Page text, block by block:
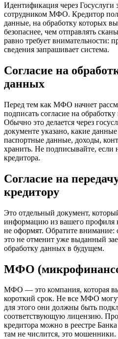
Идентификация через Госуслуги
сотрудником МФО. Кредитор
данные, на обработку которых
безопаснее, чем отправлять
равно требует внимательности:
сведения запрашивает система.
Согласие на
данных
Перед тем как МФО начнет
подписать согласие на
Обычно это делается через
документе указано, какие
паспортные данные, доходы,
хранить. Не подписывайте, если
кредитора.
Согласие на
кредитору
Это отдельный документ,
информацию из вашего профиля
не оформят. Обратите внимание:
это не отменит уже выданный
обработку данных в будущем.
МФО
МФО — это компания, которая
короткий срок. Не все МФО могут
для этого они должны быть
соответствующую лицензию.
кредитора можно в реестре
там не числится, это мошенники.